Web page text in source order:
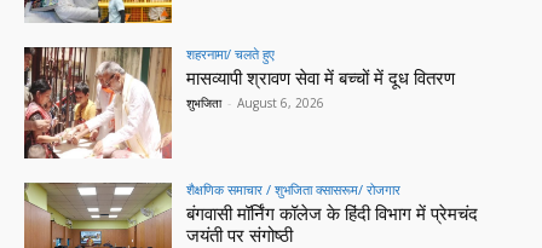
शहरनामा/ चलते हुए
मासव्यापी श्रावण सेवा में बच्चों में दूध वितरण
शुभजिता - August 6, 2026
शैक्षणिक समाचार / शुभजिता क्सासरूम/ रोजगार
बंगवासी मॉर्निंग कॉलेज के हिंदी विभाग में प्रेमचंद
जयंती पर संगोष्ठी